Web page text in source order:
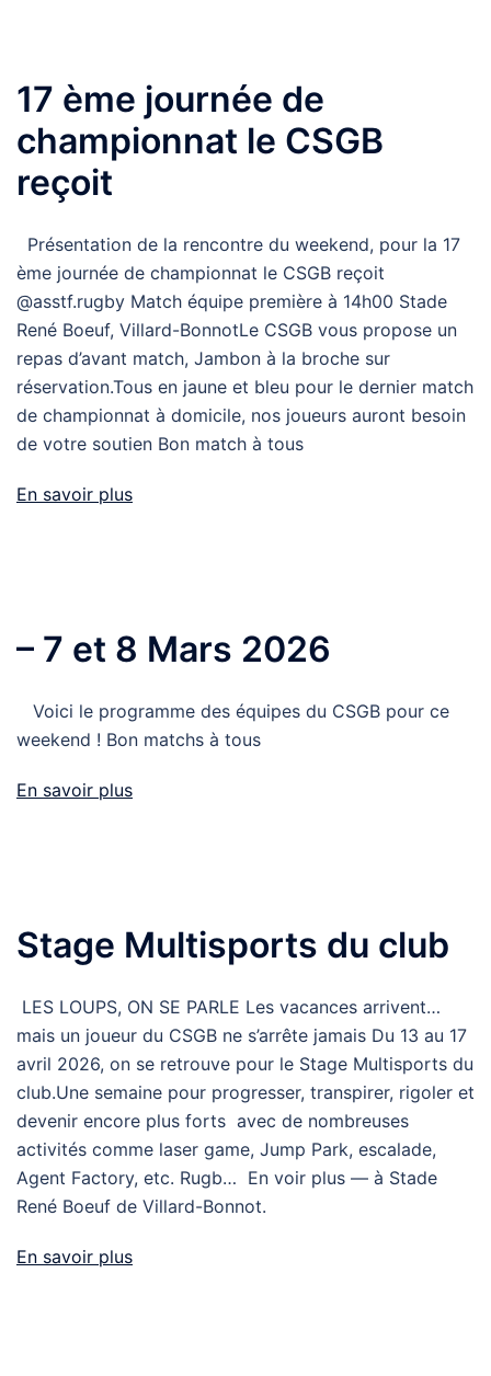
17 ème journée de
championnat le CSGB
reçoit
Présentation de la rencontre du weekend, pour la 17
ème journée de championnat le CSGB reçoit
@asstf.rugby Match équipe première à 14h00 Stade
René Boeuf, Villard-BonnotLe CSGB vous propose un
repas d’avant match, Jambon à la broche sur
réservation.Tous en jaune et bleu pour le dernier match
de championnat à domicile, nos joueurs auront besoin
de votre soutien Bon match à tous
En savoir plus
– 7 et 8 Mars 2026
Voici le programme des équipes du CSGB pour ce
weekend ! Bon matchs à tous
En savoir plus
Stage Multisports du club
LES LOUPS, ON SE PARLE Les vacances arrivent…
mais un joueur du CSGB ne s’arrête jamais Du 13 au 17
avril 2026, on se retrouve pour le Stage Multisports du
club.Une semaine pour progresser, transpirer, rigoler et
devenir encore plus forts avec de nombreuses
activités comme laser game, Jump Park, escalade,
Agent Factory, etc. Rugb… En voir plus — à Stade
René Boeuf de Villard-Bonnot.
En savoir plus